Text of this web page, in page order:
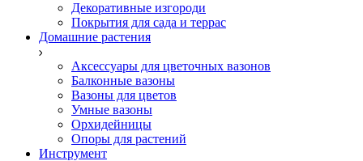
Декоративные изгороди
Покрытия для сада и террас
Домашние растения
Аксессуары для цветочных вазонов
Балконные вазоны
Вазоны для цветов
Умные вазоны
Орхидейницы
Опоры для растений
Инструмент